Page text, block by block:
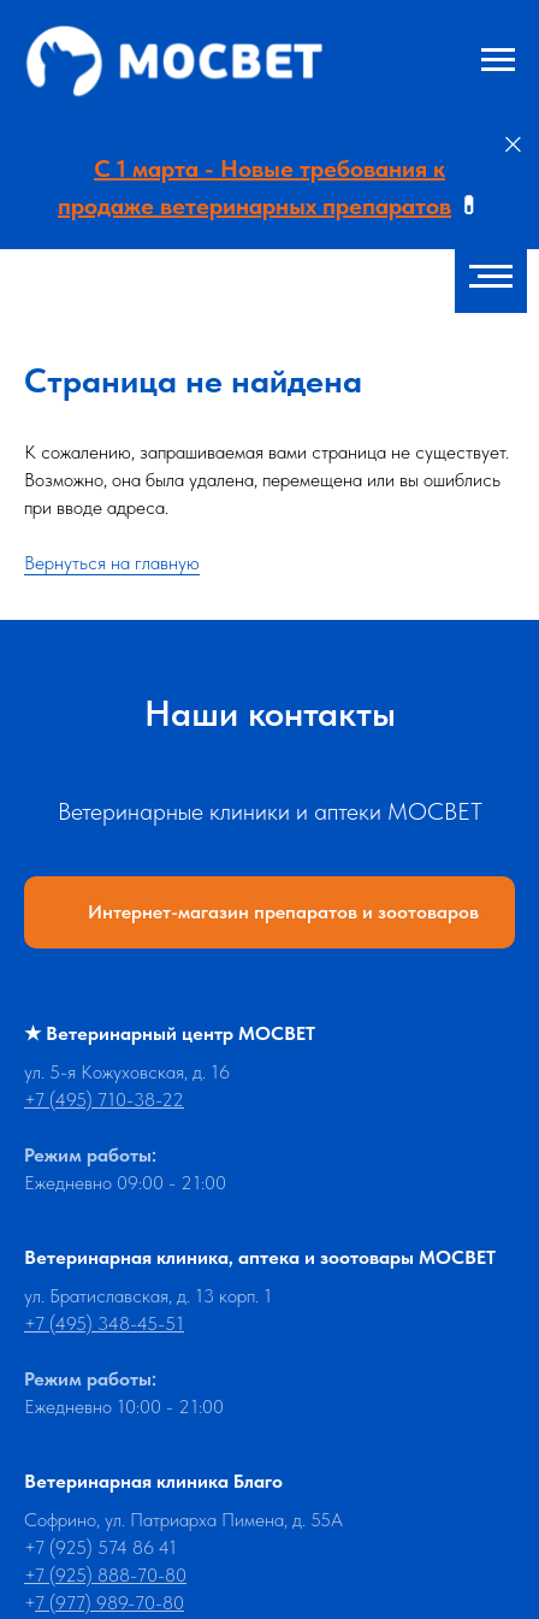
С 1 марта - Новые требования к
продаже ветеринарных препаратов 💊
Страница не найдена
К сожалению, запрашиваемая вами страница не существует.
Возможно, она была удалена, перемещена или вы ошиблись
при вводе адреса.
Вернуться на главную
Наши контакты
Ветеринарные клиники и аптеки МОСВЕТ
Интернет-магазин препаратов и зоотоваров
★ Ветеринарный центр МОСВЕТ
ул. 5-я Кожуховская, д. 16
+7 (495) 710-38-22
Режим работы:
Ежедневно 09:00 - 21:00
Ветеринарная клиника, аптека и зоотовары МОСВЕТ
ул. Братиславская, д. 13 корп. 1
+7 (495) 348-45-51
Режим работы:
Ежедневно 10:00 - 21:00
Ветеринарная клиника Благо
Софрино, ул. Патриарха Пимена, д. 55А
+7 (925) 574 86 41
+7 (925) 888-70-80
+7 (977) 989-70-80